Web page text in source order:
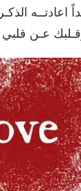
ﺍﻋﺎﺩﺗــﻪ
ﻋـﻦ ﻗﻠﺒﻲ